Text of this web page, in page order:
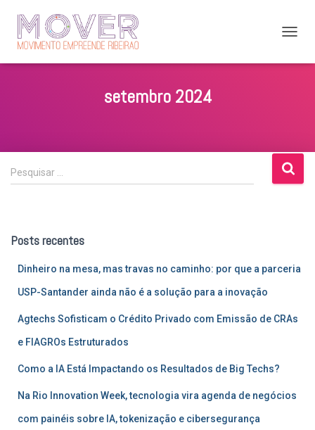
setembro 2024
P
e
i
Pesquisar …
Posts recentes
Dinheiro na mesa, mas travas no caminho: por que a parceria
USP-Santander ainda não é a solução para a inovação
Agtechs Sofisticam o Crédito Privado com Emissão de CRAs
e FIAGROs Estruturados
Como a IA Está Impactando os Resultados de Big Techs?
Na Rio Innovation Week, tecnologia vira agenda de negócios
com painéis sobre IA, tokenização e cibersegurança